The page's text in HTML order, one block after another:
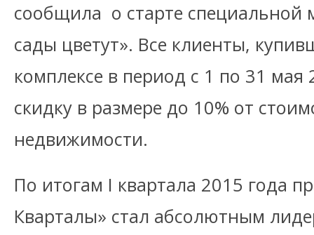
сообщила о старте специальной
сады цветут». Все клиенты,
комплексе в период с 1 по 31 мая
скидку в размере до 10% от
недвижимости.
По итогам I квартала 2015 года
Кварталы» стал абсолютным